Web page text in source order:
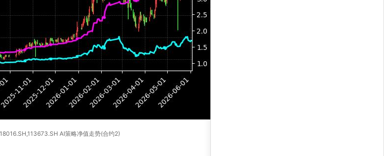
AI策略净值走势(合约2)